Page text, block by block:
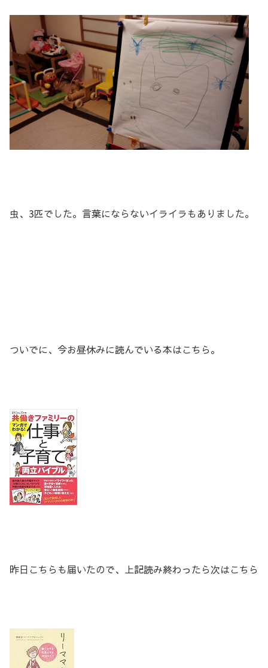
虫、3匹でした。言葉にならないイライラもありました。
ついでに、今お昼休みに読んでいる本はこちら。
昨日こちらも届いたので、上記読み終わったら次はこちら